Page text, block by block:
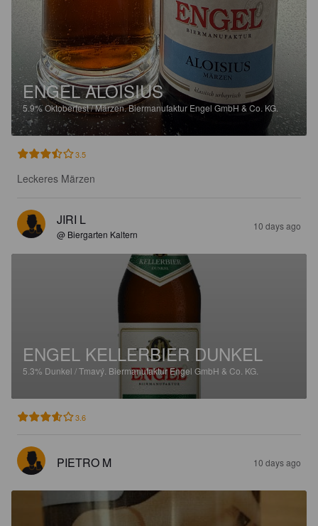
ENGEL ALOISIUS
5.9%Oktoberfest / Märzen.Biermanufaktur Engel GmbH & Co. KG.
3.5
Leckeres Märzen
JIRI L
@ Biergarten Kaltern
10 days ago
ENGEL KELLERBIER DUNKEL
5.3% Dunkel / Tmavý. Biermanufaktur Engel GmbH & Co. KG.
3.6
PIETRO M 10 days ago